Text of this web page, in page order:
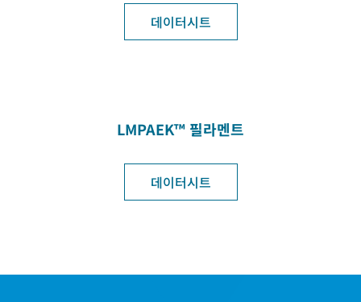
데이터시트
LMPAEK™ 필라멘트
데이터시트